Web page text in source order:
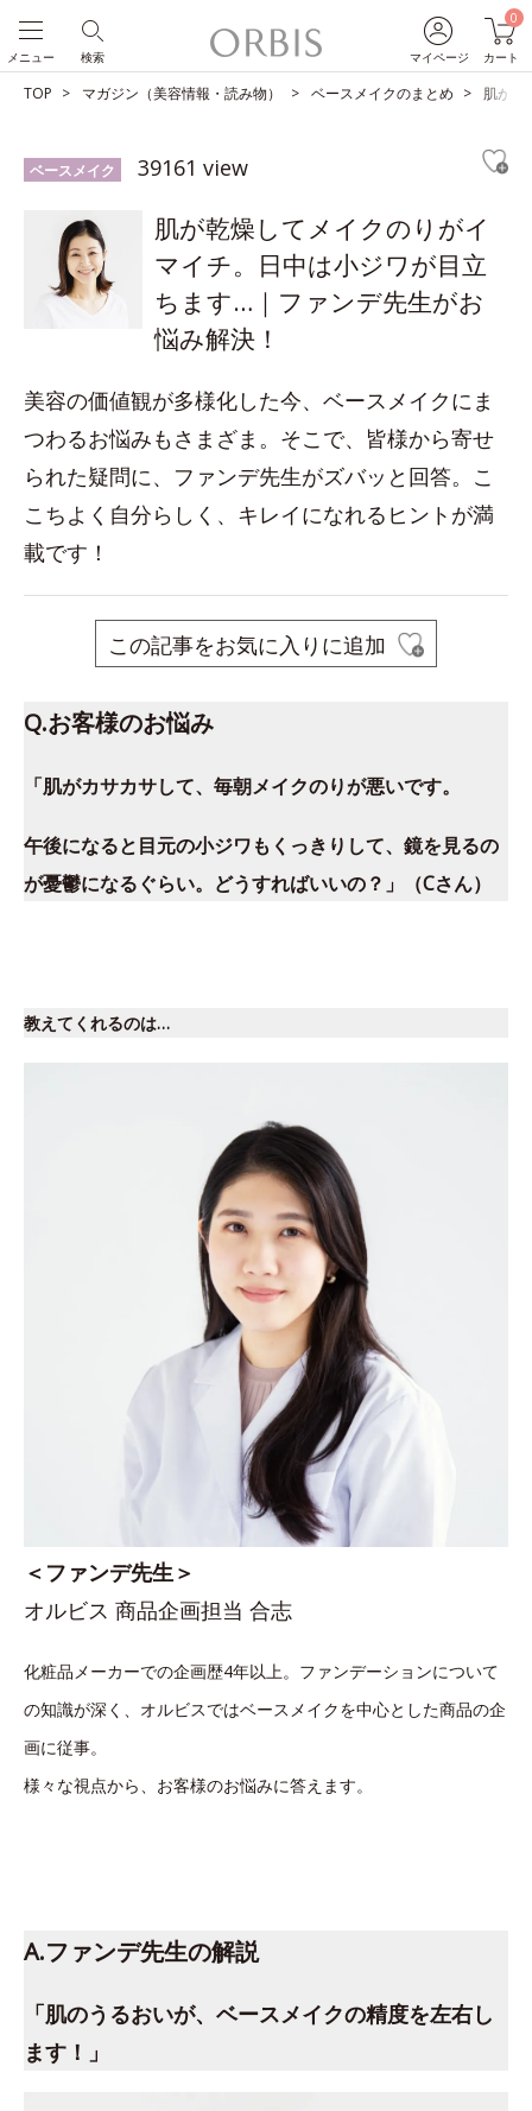
マイページ
0
カート
検索
メニュー
TOP マガジン（美容情報・読み物） ベースメイクのまとめ 肌が乾
ベースメイク 39161 view
肌が乾燥してメイクのりがイ
マイチ。日中は小ジワが目立
ちます…｜ファンデ先生がお
悩み解決！
美容の価値観が多様化した今、ベースメイクにま
つわるお悩みもさまざま。そこで、皆様から寄せ
られた疑問に、ファンデ先生がズバッと回答。こ
こちよく自分らしく、キレイになれるヒントが満
載です！
この記事をお気に入りに追加
Q.お客様のお悩み
「肌がカサカサして、毎朝メイクのりが悪いです。
午後になると目元の小ジワもくっきりして、鏡を見るの
が憂鬱になるぐらい。どうすればいいの？」（Cさん）
教えてくれるのは…
＜ファンデ先生＞
オルビス 商品企画担当 合志
化粧品メーカーでの企画歴4年以上。ファンデーションについて
の知識が深く、オルビスではベースメイクを中心とした商品の企
画に従事。
様々な視点から、お客様のお悩みに答えます。
A.ファンデ先生の解説
「肌のうるおいが、ベースメイクの精度を左右し
ます！」